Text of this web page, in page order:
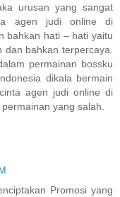
urusan yang sangat
agen judi online di
bahkan hati – hati yaitu
bahkan terpercaya.
permainan bossku
dikala bermain
agen judi online di
yang salah.
Promosi yang